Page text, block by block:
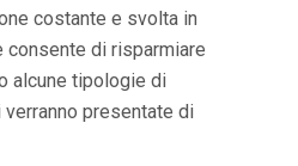
costante e svolta in
di risparmiare
alcune tipologie di
presentate di